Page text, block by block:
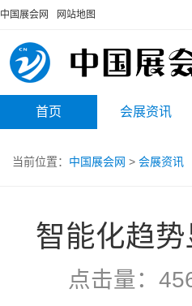
中国展会网 网站地图
首页 会展资讯
当前位置： 中国展会网 > 会展资讯
智能化趋
点击量：